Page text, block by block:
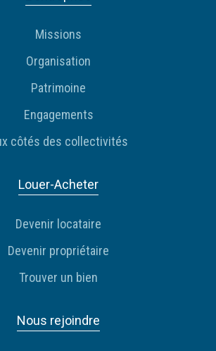
Missions
Organisation
Patrimoine
Engagements
côtés des collectivités
Louer-Acheter
Devenir locataire
Devenir propriétaire
Trouver un bien
Nous rejoindre